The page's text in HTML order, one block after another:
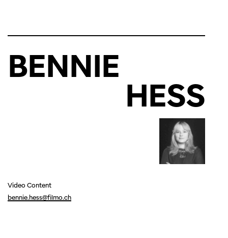
BENNIE
HESS
Video Content
bennie.hess@filmo.ch